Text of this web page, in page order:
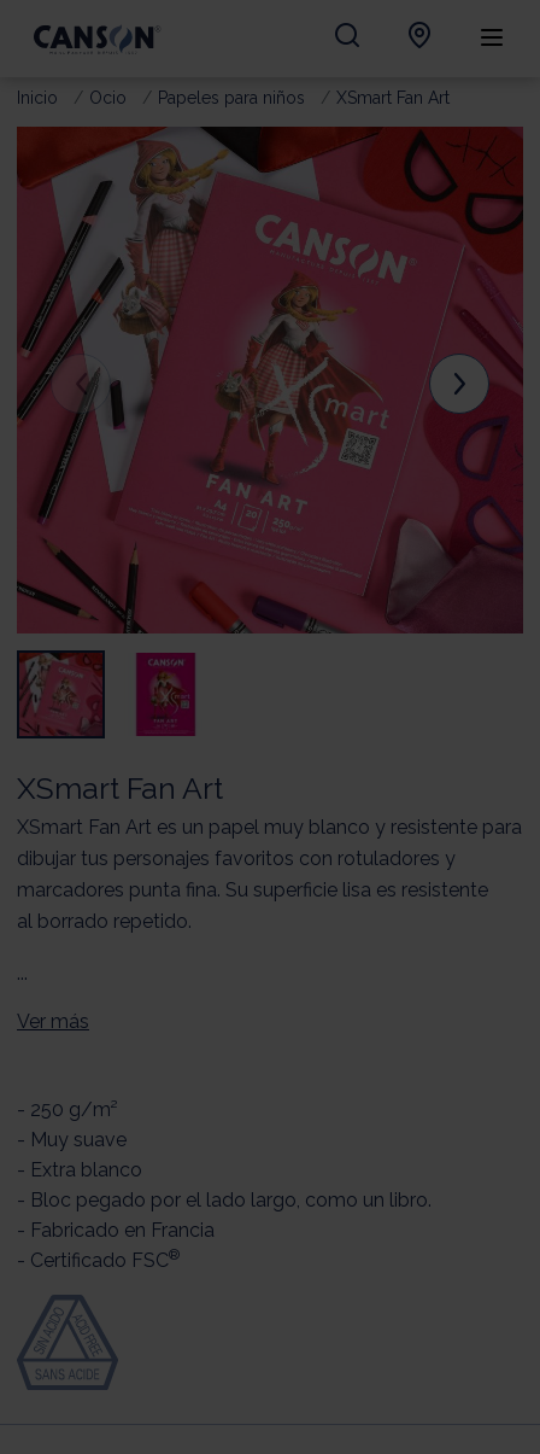
Inicio Ocio Papeles para niños XSmart Fan Art
XSmart Fan Art
XSmart Fan Art es un papel muy blanco y resistente para
dibujar tus personajes favoritos con rotuladores y
marcadores punta fina. Su superficie lisa es resistente
al borrado repetido.
...
Ver más
- 250 g/m²
- Muy suave
- Extra blanco
- Bloc pegado por el lado largo, como un libro.
- Fabricado en Francia
- Certificado FSC®